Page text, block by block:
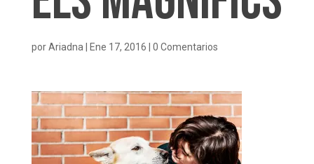
porAriadna Ene 17, 2016 0 Comentarios